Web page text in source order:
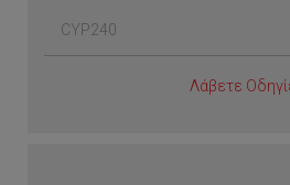
CYP240
Λάβετε